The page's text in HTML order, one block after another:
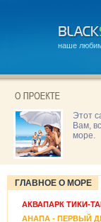
наше
Этот
Вам,
море.
ГЛАВНОЕ О МОРЕ
АКВАПАРК ТИКИ-
АНАПА - ПЕРВЫЙ